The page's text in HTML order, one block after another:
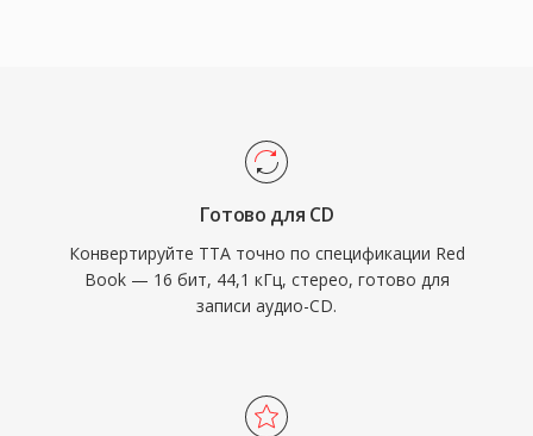
Готово для CD
Конвертируйте TTA точно по спецификации Red
Book — 16 бит, 44,1 кГц, стерео, готово для
записи аудио-CD.